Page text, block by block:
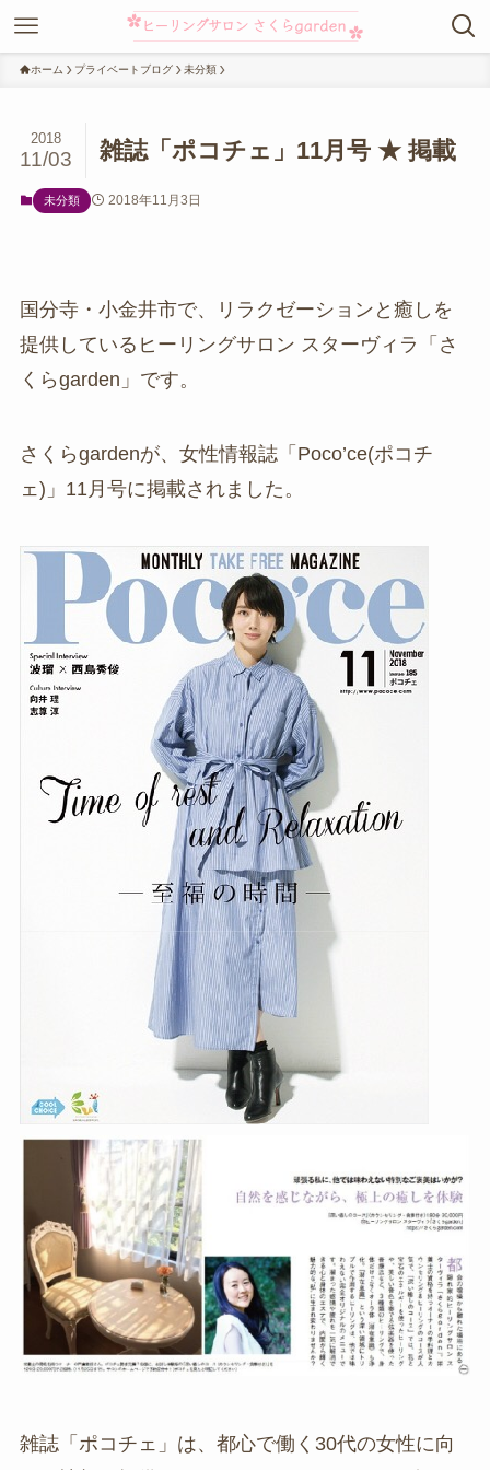
ホーム プライベートブログ 未分類
雑誌「ポコチェ」11月号 ★ 掲載
2018
11/03
未分類 2018年11月3日
国分寺・小金井市で、リラクゼーションと癒しを
提供しているヒーリングサロン スターヴィラ「さ
くらgarden」です。
さくらgardenが、女性情報誌「Poco’ce(ポコチ
ェ)」11月号に掲載されました。
雑誌「ポコチェ」は、都心で働く30代の女性に向